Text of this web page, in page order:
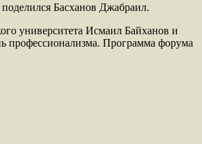
Басханов Джабраил.
университета Исмаил Байханов и
профессионализма. Программа форума